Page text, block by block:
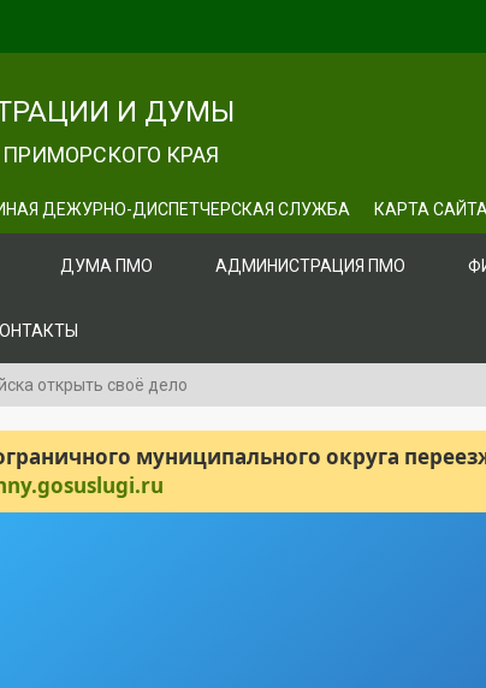
И ДУМЫ
КРАЯ
ДЕЖУРНО-ДИСПЕТЧЕРСКАЯ СЛУЖБА КАРТА САЙТА
ДУМА ПМО АДМИНИСТРАЦИЯ ПМО
открыть своё дело
муниципального округа